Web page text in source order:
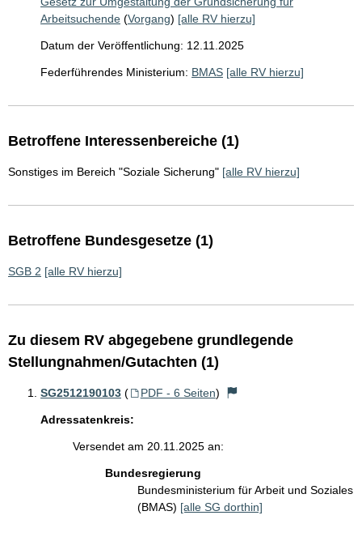
Arbeitsuchende (Vorgang) [alle RV hierzu]
Datum der Veröffentlichung: 12.11.2025
Federführendes Ministerium: BMAS [alle RV hierzu]
Betroffene Interessenbereiche (1)
Sonstiges im Bereich "Soziale Sicherung" [alle RV hierzu]
Betroffene Bundesgesetze (1)
SGB 2 [alle RV hierzu]
Zu diesem RV abgegebene grundlegende
Stellungnahmen/Gutachten (1)
SG2512190103 ( PDF - 6 Seiten)
Adressatenkreis:
Versendet am 20.11.2025 an:
Bundesregierung
Bundesministerium für Arbeit und Soziales
(BMAS) [alle SG dorthin]